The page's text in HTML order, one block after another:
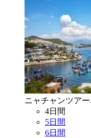
ニャチャンツアー
4日間
5日間
6日間